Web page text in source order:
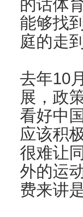
的话体
能够找
庭的走
去年10
展，政
看好中
应该积
很难让
外的运
费来讲